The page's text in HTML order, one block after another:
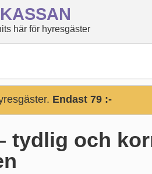
här för hyresgäster
Endast 79 :-
tydlig och